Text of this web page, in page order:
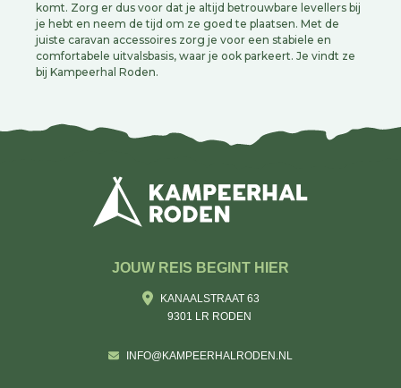
komt. Zorg er dus voor dat je altijd betrouwbare levellers bij
je hebt en neem de tijd om ze goed te plaatsen. Met de
juiste caravan accessoires zorg je voor een stabiele en
comfortabele uitvalsbasis, waar je ook parkeert. Je vindt ze
bij Kampeerhal Roden.
JOUW REIS BEGINT HIER
KANAALSTRAAT 63
9301 LR RODEN
INFO@KAMPEERHALRODEN.NL